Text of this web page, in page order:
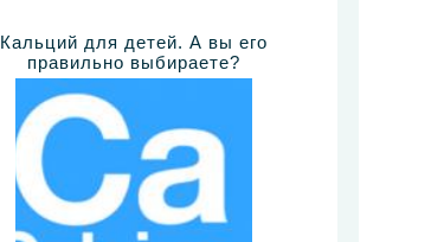
Кальций для детей. А вы его
правильно выбираете?